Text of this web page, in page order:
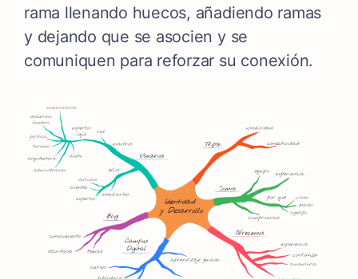
rama llenando huecos, añadiendo ramas
y dejando que se asocien y se
comuniquen para reforzar su conexión.